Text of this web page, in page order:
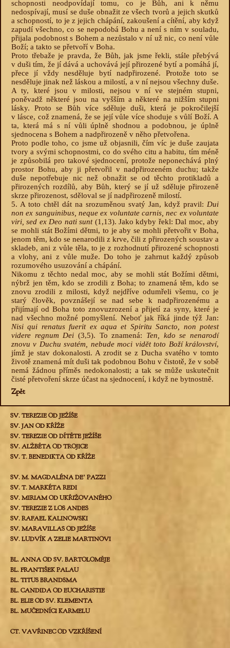
schopnosti neodpovídají tomu, co je Bůh, ani k němu
nedospívají, musí se duše obnažit ze všech tvorů a jejich skutků
a schopností, to je z jejich chápání, zakoušení a cítění, aby když
zapudí všechno, co se nepodobá Bohu a není s ním v souladu,
přijala podobnost s Bohem a nezůstalo v ní už nic, co není vůle
Boží; a takto se přetvoří v Boha.
Proto třebaže je pravda, že Bůh, jak jsme řekli, stále přebývá
v duši tím, že jí dává a uchovává její přirozené bytí a pomáhá jí,
přece jí vždy nesděluje bytí nadpřirozené. Protože toto se
nesděluje jinak než láskou a milostí, a v ní nejsou všechny duše.
A ty, které jsou v milosti, nejsou v ní ve stejném stupni,
poněvadž některé jsou na vyšším a některé na nižším stupni
lásky. Proto se Bůh více sděluje duši, která je pokročilejší
v lásce, což znamená, že se její vůle více shoduje s vůlí Boží. A
ta, která má s ní vůli úplně shodnou a podobnou, je úplně
sjednocena s Bohem a nadpřirozeně v něho přetvořena.
Proto podle toho, co jsme už objasnili, čím víc je duše zaujata
tvory a svými schopnostmi, co do svého citu a habitu, tím méně
je způsobilá pro takové sjednocení, protože neponechává plný
prostor Bohu, aby ji přetvořil v nadpřirozeném duchu; takže
duše nepotřebuje nic než obnažit se od těchto protikladů a
přirozených rozdílů, aby Bůh, který se jí už sděluje přirozeně
skrze přirozenost, sděloval se jí nadpřirozeně milostí.
5. A toto chtěl dát na srozuměnou svatý Jan, když pravil: Dui
non ex sanguinibus, neque ex voluntate carnis, nec ex voluntate
viri, sed ex Deo nati sunt(1,13). Jako kdyby řekl: Dal moc, aby
se mohli stát Božími dětmi, to je aby se mohli přetvořit v Boha,
jenom těm, kdo se nenarodili z krve, čili z přirozených soustav a
skladeb, ani z vůle těla, to je z rozhodnutí přirozené schopnosti
a vlohy, ani z vůle muže. Do toho je zahrnut každý způsob
rozumového usuzování a chápání.
Nikomu z těchto nedal moc, aby se mohli stát Božími dětmi,
nýbrž jen těm, kdo se zrodili z Boha; to znamená těm, kdo se
znovu zrodili z milosti, když nejdříve odumřeli všemu, co je
starý člověk, povznášejí se nad sebe k nadpřirozenému a
přijímají od Boha toto znovuzrození a přijetí za syny, které je
nad všechno možné pomyšlení. Neboť jak říká jinde týž Jan:
Nisi qui renatus fuerit ex aqua et Spiritu Sancto, non potest
videre regnum Dei (3,5). To znamená: Ten, kdo se nenarodí
znovu v Duchu svatém, nebude moci vidět toto Boží království,
jímž je stav dokonalosti. A zrodit se z Ducha svatého v tomto
životě znamená mít duši tak podobnou Bohu v čistotě, že v sobě
nemá žádnou příměs nedokonalosti; a tak se může uskutečnit
čisté přetvoření skrze účast na sjednocení, i když ne bytnostně.
Zpět
SV. TEREZIE OD JEŽÍŠE
SV. JAN OD KŘÍŽE
SV. TEREZIE OD DÍTĚTE JEŽÍŠE
SV. ALŽBĚTA OD TROJICE
SV. T. BENEDIKTA OD KŘÍŽE
SV. M. MAGDALÉNA DEʼ PAZZI
SV. T. MARKÉTA REDI
SV. MIRIAM OD UKŘIŽOVANÉHO
SV. TEREZIE Z LOS ANDES
SV. RAFAEL KALINOWSKI
SV. MARAVILLAS OD JEŽÍŠE
SV. LUDVÍK A ZELIE MARTINOVI
BL. ANNA OD SV. BARTOLOMĚJE
BL. FRANTIŠEK PALAU
BL. TITUS BRANDSMA
BL. CANDIDA OD EUCHARISTIE
BL. ELIE OD SV. KLEMENTA
BL. MUČEDNÍCI KARMELU
CT. VAVŘINEC OD VZKŘÍŠENÍ